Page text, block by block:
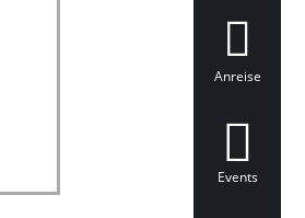
Anreise
Events